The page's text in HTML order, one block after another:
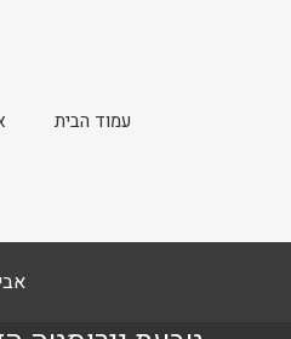
עמוד הבית